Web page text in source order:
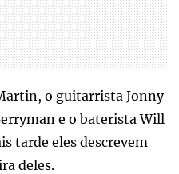
o guitarrista Jonny
e o baterista Will
tarde eles descrevem
deles.